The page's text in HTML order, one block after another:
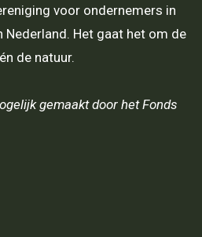
voor ondernemers in
Het gaat het om de
de natuur.
gemaakt door het Fonds